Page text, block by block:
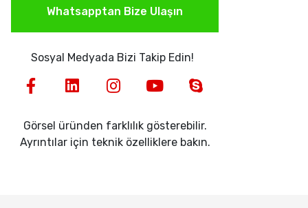
Whatsapptan Bize Ulaşın
Sosyal Medyada Bizi Takip Edin!
Görsel üründen farklılık gösterebilir.
Ayrıntılar için teknik özelliklere bakın.